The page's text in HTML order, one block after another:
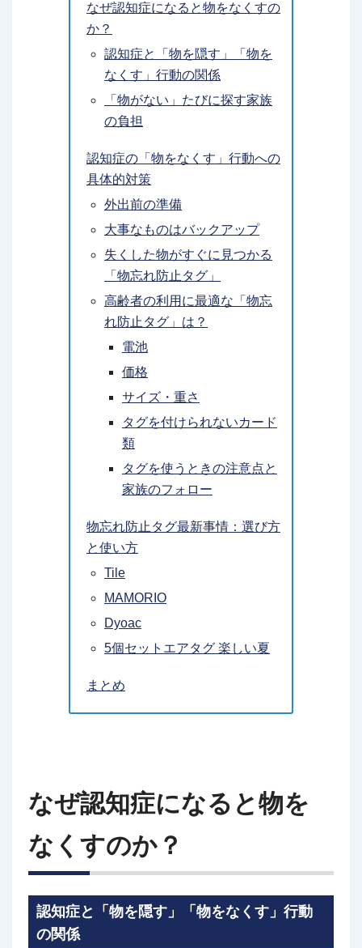
なぜ認知症になると物をなくすの
か？
認知症と「物を隠す」「物を
なくす」行動の関係
「物がない」たびに探す家族
の負担
認知症の「物をなくす」行動への
具体的対策
外出前の準備
大事なものはバックアップ
失くした物がすぐに見つかる
「物忘れ防止タグ」
高齢者の利用に最適な「物忘
れ防止タグ」は？
電池
価格
サイズ・重さ
タグを付けられないカード
類
タグを使うときの注意点と
家族のフォロー
物忘れ防止タグ最新事情：選び方
と使い方
Tile
MAMORIO
Dyoac
5個セットエアタグ 楽しい夏
まとめ
なぜ認知症になると物を
なくすのか？
認知症と「物を隠す」「物をなくす」行動
の関係